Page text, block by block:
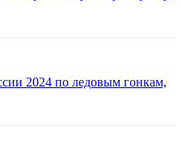
2024 по ледовым гонкам,